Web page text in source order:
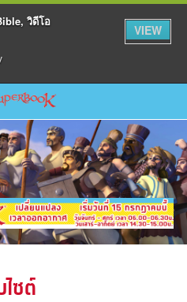
วิดีโอ
VIEW
to Content
ไซต์